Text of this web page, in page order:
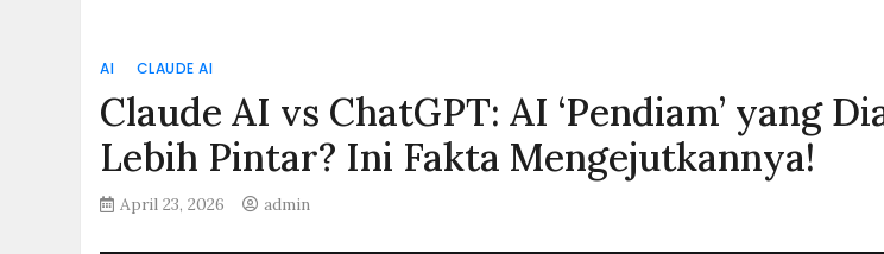
AI CLAUDE AI
Claude AI vs ChatGPT: AI ‘Pendiam’ yang
Lebih Pintar? Ini Fakta Mengejutkannya!
April 23, 2026 admin